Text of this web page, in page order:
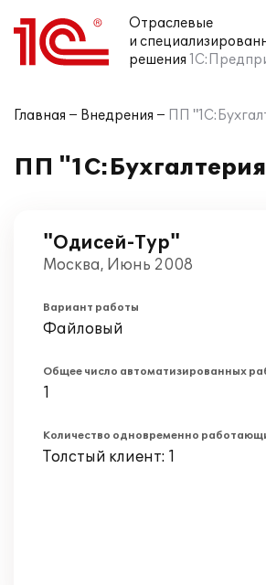
Отраслевые
и
решения
Главная Внедрения ПП
ПП
"Одисей-Тур"
Москва, Июнь 2008
Вариант работы
Файловый
Общее число автоматизированных
1
Количество одновременно
Толстый клиент: 1